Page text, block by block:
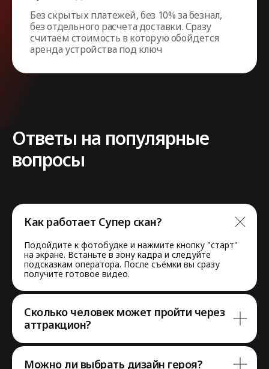
Без скрытых платежей, без 10% за безнал,
без отдельного расчета доставки. Сразу
считаем стоимость в которую обойдется
аренда устройства под ключ
Ответы на популярные
вопросы
Как работает Супер скан?
Подойдите к фотобудке и нажмите кнопку "старт"
на экране. Встаньте в зону кадра и следуйте
подсказкам оператора. После съёмки вы сразу
получите готовое видео.
Сколько человек может пройти через
аттракцион?
Можно ли выбрать дизайн героя?
Нужна помощь
с выбором
аттракциона?
Напишите нам в мессенджер,
либо заполните форму,
мы с вами свяжемся